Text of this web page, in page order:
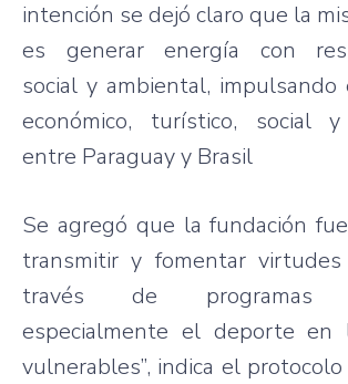
intención se dejó claro que la
es generar energía con
social y ambiental,
económico, turístico, social
entre Paraguay y Brasil
Se agregó que la fundación
transmitir y fomentar virtudes
través de programas
especialmente el deporte en
vulnerables”, indica el